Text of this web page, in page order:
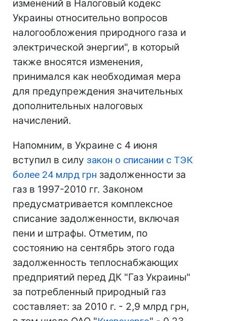
изменений в Налоговый кодекс
Украины относительно вопросов
налогообложения природного газа и
электрической энергии", в который
также вносятся изменения,
принимался как необходимая мера
для предупреждения значительных
дополнительных налоговых
начислений.
Напомним, в Украине с 4 июня
вступил в силу закон о списании с ТЭК
более 24 млрд грн задолженности за
газ в 1997-2010 гг. Законом
предусматривается комплексное
списание задолженности, включая
пени и штрафы. Отметим, по
состоянию на сентябрь этого года
задолженность теплоснабжающих
предприятий перед ДК "Газ Украины"
за потребленный природный газ
составляет: за 2010 г. - 2,9 млрд грн,